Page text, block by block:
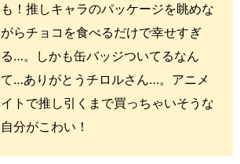
も！推しキャラのパッケージを眺めな
がらチョコを食べるだけで幸せすぎ
る…。しかも缶バッジついてるなん
て…ありがとうチロルさん…。アニメ
イトで推し引くまで買っちゃいそうな
自分がこわい！